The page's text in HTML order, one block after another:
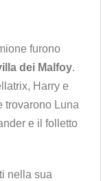
furono
dei Malfoy.
Harry e
trovarono Luna
e il folletto
nella sua